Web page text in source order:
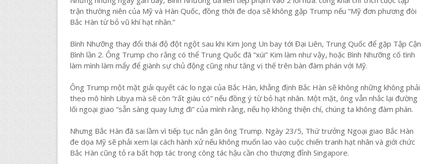
trận thường niên của Mỹ và Hàn Quốc, đồng thời đe dọa sẽ không gặp Trump nếu “Mỹ đơn phương đòi
Bắc Hàn từ bỏ vũ khí hạt nhân.”
Bình Nhưỡng thay đổi thái độ đột ngột sau khi Kim Jong Un bay tới Đại Liên, Trung Quốc để gặp Tập Cận
Bình lần 2. Ông Trump cho rằng có thể Trung Quốc đã “xúi” Kim làm như vậy, hoặc Bình Nhưỡng cố tình
làm mình làm mẩy để giành sự chủ động cũng như tăng vị thế trên bàn đàm phán với Mỹ.
Ông Trump một mặt giải quyết các lo ngại của Bắc Hàn, khẳng định Bắc Hàn sẽ không những không phải
theo mô hình Libya mà sẽ còn “rất giàu có” nếu đồng ý từ bỏ hạt nhân. Một mặt, ông vẫn nhắc lại đường
lối ngoại giao “sẵn sàng quay lưng đi” của mình rằng, nếu họ không thiện chí, chúng ta không đàm phán.
Nhưng Bắc Hàn đã sai lầm vì tiếp tục nắn gân ông Trump. Ngày 23/5, Thứ trưởng Ngoại giao Bắc Hàn
đe dọa Mỹ sẽ phải xem lại cách hành xử nếu không muốn lao vào cuộc chiến tranh hạt nhân và giới chức
Bắc Hàn cũng tỏ ra bất hợp tác trong công tác hậu cần cho thượng đỉnh Singapore.